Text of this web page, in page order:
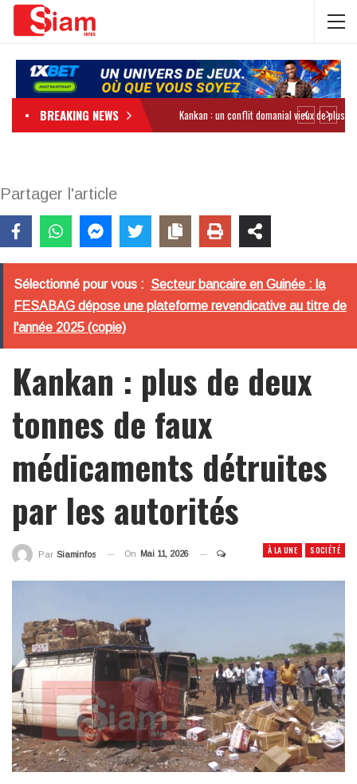
BREAKING NEWS
Partager l'article
Sélectionné pour vous : Secteur bancaire en Guinée : la
FESABAG dépose une plateforme revendicative au titre de
l'année 2025 (copie)
Kankan : plus de deux
tonnes de faux
médicaments détruites
par les autorités
À LA UNE SOCIÉTÉ
Par Siaminfos On Mai 11, 2026